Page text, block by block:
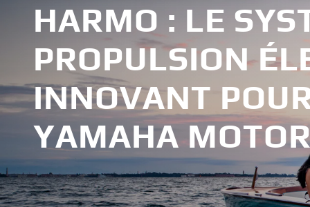
HARMO : LE
PROPULSION
INNOVANT
YAMAHA